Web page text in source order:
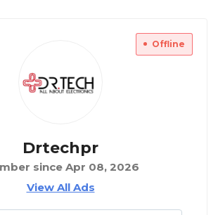
Offline
Drtechpr
since Apr 08, 2026
View All Ads